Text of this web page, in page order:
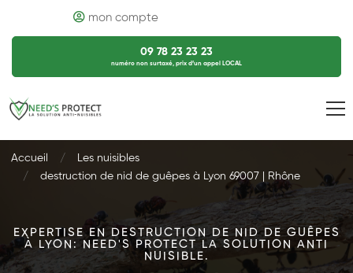
mon compte
09 78 23 23 23
numéro non surtaxé, prix d’un appel LOCAL
Accueil
Les nuisibles
destruction de nid de guêpes à Lyon 69007 | Rhône
EXPERTISE EN DESTRUCTION DE NID DE GUÊPES
À LYON: NEED'S PROTECT LA SOLUTION ANTI
NUISIBLE.